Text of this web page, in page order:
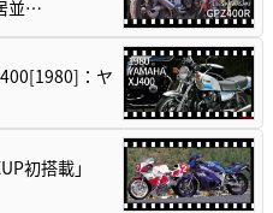
並…
：ヤ
初搭載」